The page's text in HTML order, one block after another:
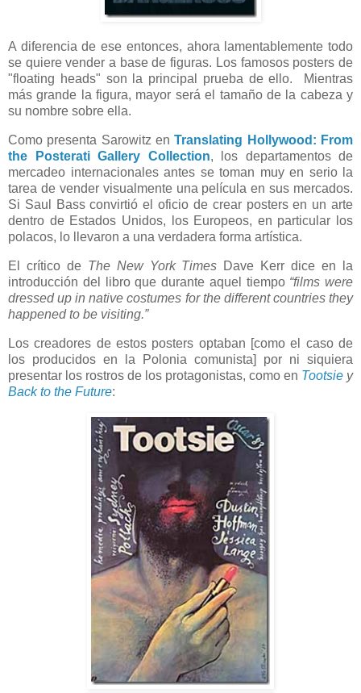
A diferencia de ese entonces, ahora lamentablemente todo
se quiere vender a base de figuras. Los famosos posters de
"floating heads" son la principal prueba de ello. Mientras
más grande la figura, mayor será el tamaño de la cabeza y
su nombre sobre ella.
Como presenta Sarowitz enTranslating Hollywood: From
the Posterati Gallery Collection, los departamentos de
mercadeo internacionales antes se toman muy en serio la
tarea de vender visualmente una película en sus mercados.
Si Saul Bass convirtió el oficio de crear posters en un arte
dentro de Estados Unidos, los Europeos, en particular los
polacos, lo llevaron a una verdadera forma artística.
El crítico de The New York Times Dave Kerr dice en la
introducción del libro que durante aquel tiempo “films were
dressed up in native costumes for the different countries they
happened to be visiting.”
Los creadores de estos posters optaban [como el caso de
los producidos en la Polonia comunista] por ni siquiera
presentar los rostros de los protagonistas, como en Tootsie y
Back to the Future: